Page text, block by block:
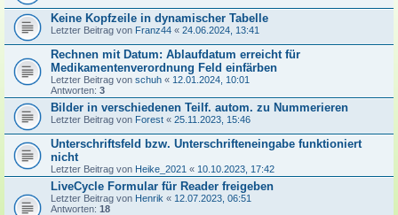
Keine Kopfzeile in dynamischer Tabelle
Letzter Beitrag von Franz44 « 24.06.2024, 13:41
Rechnen mit Datum: Ablaufdatum erreicht für
Medikamentenverordnung Feld einfärben
Letzter Beitrag von schuh « 12.01.2024, 10:01
Antworten: 3
Bilder in verschiedenen Teilf. autom. zu Nummerieren
Letzter Beitrag von Forest « 25.11.2023, 15:46
Unterschriftsfeld bzw. Unterschrifteneingabe funktioniert
nicht
Letzter Beitrag von Heike_2021 « 10.10.2023, 17:42
LiveCycle Formular für Reader freigeben
Letzter Beitrag von Henrik « 12.07.2023, 06:51
Antworten: 18